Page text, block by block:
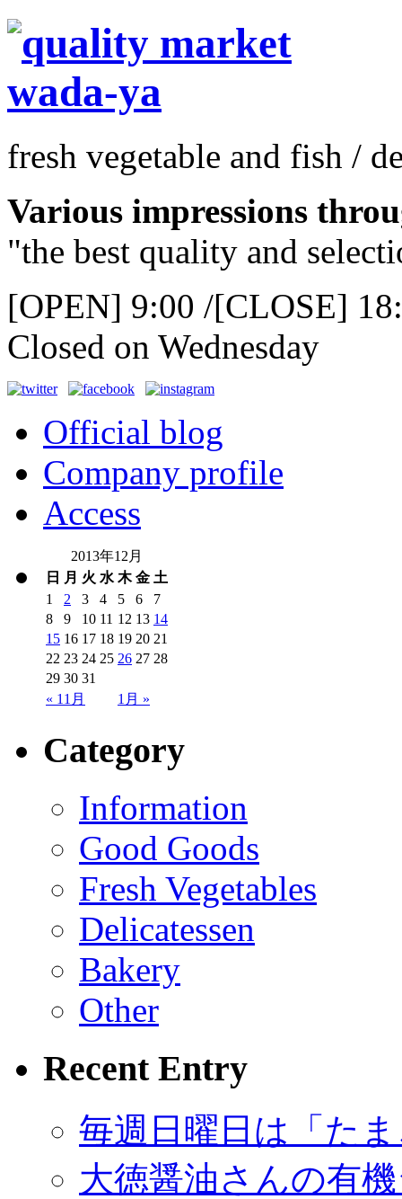
fresh vegetable and fish /
Various impressions
"the best quality and
[OPEN] 9:00 /[CLOSE]
Closed on Wednesday
Official blog
Company profile
Access
2013年12月
日
月 火 水 木 金 土
« 11月 1月 »
1 2 3 4 5 6
7
8
9 10 11 12 13 14
15 16 17 18 19 20 21
22 23 24 25 26 27 28
29 30 31
Category
Information
Good Goods
Fresh Vegetables
Delicatessen
Bakery
Other
Recent Entry
毎週日曜日は「た
大徳醤油さんの有